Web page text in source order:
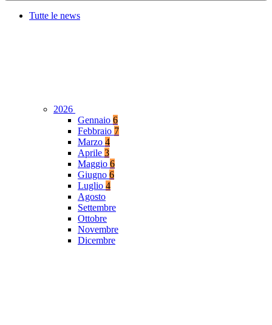
Tutte le news
2026
Gennaio 6
Febbraio 7
Marzo 4
Aprile 3
Maggio 6
Giugno 6
Luglio 4
Agosto
Settembre
Ottobre
Novembre
Dicembre